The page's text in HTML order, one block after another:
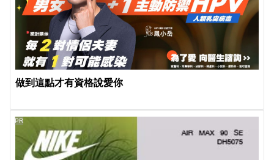
做到這點才有資格說愛你
PR